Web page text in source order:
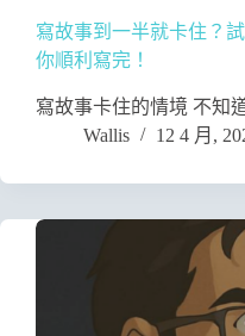
寫故事到一半就卡住？
你順利寫完！
寫故事卡住的情境 不知
Wallis
12 4 月,